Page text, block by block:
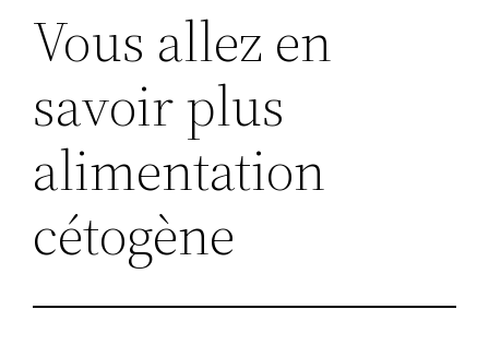
Vous allez en
savoir plus
alimentation
cétogène